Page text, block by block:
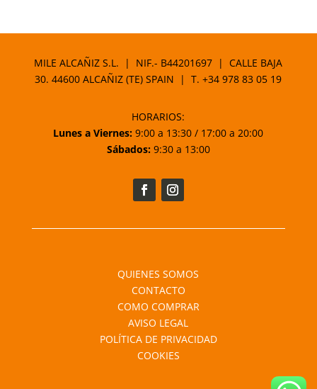
MILE ALCAÑIZ S.L. | NIF.- B44201697 | CALLE BAJA
30. 44600 ALCAÑIZ (TE) SPAIN | T.+34 978 83 05 19
HORARIOS:
Lunes a Viernes: 9:00 a 13:30 / 17:00 a 20:00
Sábados:9:30 a 13:00
QUIENES SOMOS
CONTACTO
COMO COMPRAR
AVISO LEGAL
POLÍTICA DE PRIVACIDAD
COOKIES